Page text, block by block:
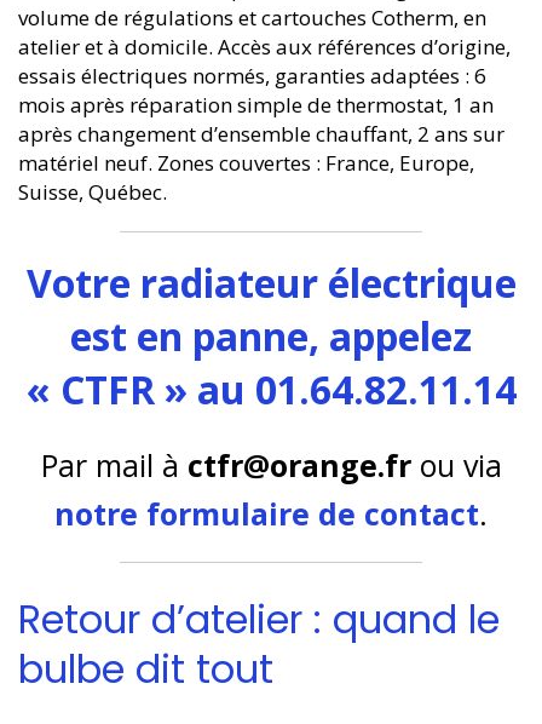
volume de régulations et cartouches Cotherm, en
atelier et à domicile. Accès aux références d’origine,
essais électriques normés, garanties adaptées : 6
mois après réparation simple de thermostat, 1 an
après changement d’ensemble chauffant, 2 ans sur
matériel neuf. Zones couvertes : France, Europe,
Suisse, Québec.
Votre radiateur électrique
est en panne, appelez
« CTFR » au 01.64.82.11.14
Par mail à ctfr@orange.frou via
notre formulaire de contact.
Retour d’atelier : quand le
bulbe dit tout